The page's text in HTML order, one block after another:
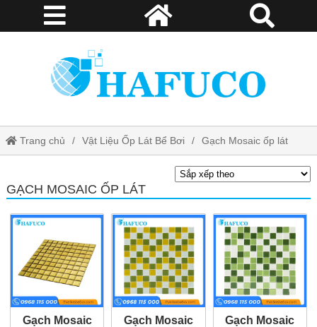
Trang chủ Vật Liệu Ốp Lát Bể Bơi Gạch Mosaic ốp lát
GẠCH MOSAIC ỐP LÁT
Gạch Mosaic
Gạch Mosaic
Gạch Mosaic